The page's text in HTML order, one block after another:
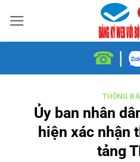
qua
nội
☎ |
THÔNG
Ủy ban nhân
hiện xác nhận
tảng